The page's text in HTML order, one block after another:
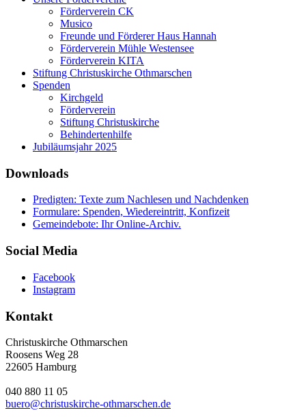
Förderverein CK
Musico
Freunde und Förderer Haus Hannah
Förderverein Mühle Westensee
Förderverein KITA
Stiftung Christuskirche Othmarschen
Spenden
Kirchgeld
Förderverein
Stiftung Christuskirche
Behindertenhilfe
Jubiläumsjahr 2025
Downloads
Predigten: Texte zum Nachlesen und Nachdenken
Formulare: Spenden, Wiedereintritt, Konfizeit
Gemeindebote: Ihr Online-Archiv.
Social Media
Facebook
Instagram
Kontakt
Christuskirche Othmarschen
Roosens Weg 28
22605 Hamburg
040 880 11 05
buero@christuskirche-othmarschen.de